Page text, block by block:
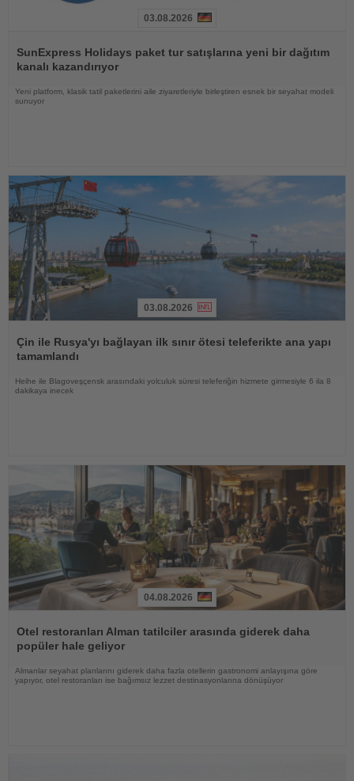
Oku
03.08.2026
SunExpress Holidays paket tur satışlarına yeni bir dağıtım
kanalı kazandırıyor
Yeni platform, klasik tatil paketlerini aile ziyaretleriyle birleştiren esnek bir seyahat modeli
sunuyor
Oku
03.08.2026
Çin ile Rusya'yı bağlayan ilk sınır ötesi teleferikte ana yapı
tamamlandı
Heihe ile Blagoveşçensk arasındaki yolculuk süresi teleferiğin hizmete girmesiyle 6 ila 8
dakikaya inecek
Oku
04.08.2026
Otel restoranları Alman tatilciler arasında giderek daha
popüler hale geliyor
Almanlar seyahat planlarını giderek daha fazla otellerin gastronomi anlayışına göre
yapıyor, otel restoranları ise bağımsız lezzet destinasyonlarına dönüşüyor